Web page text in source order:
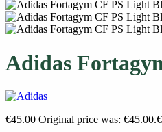
Adidas
€45.00 Original price was: €45.00.€